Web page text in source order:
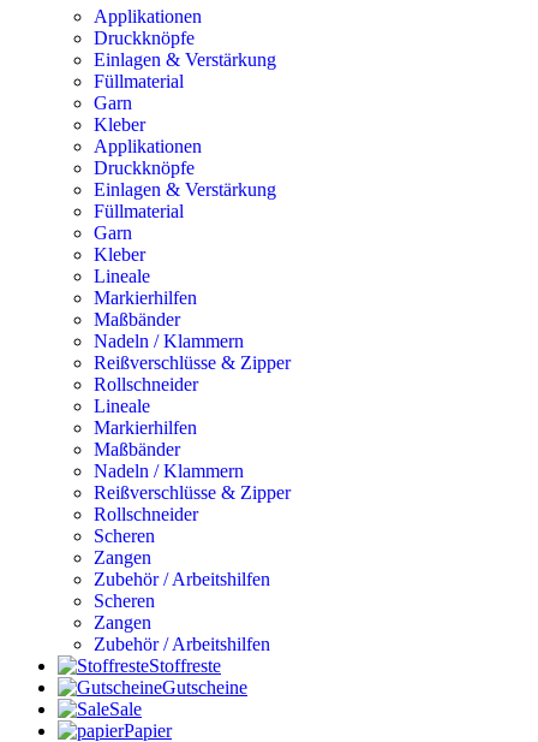
Applikationen
Druckknöpfe
Einlagen & Verstärkung
Füllmaterial
Garn
Kleber
Applikationen
Druckknöpfe
Einlagen & Verstärkung
Füllmaterial
Garn
Kleber
Lineale
Markierhilfen
Maßbänder
Nadeln / Klammern
Reißverschlüsse & Zipper
Rollschneider
Lineale
Markierhilfen
Maßbänder
Nadeln / Klammern
Reißverschlüsse & Zipper
Rollschneider
Scheren
Zangen
Zubehör / Arbeitshilfen
Scheren
Zangen
Zubehör / Arbeitshilfen
Stoffreste
Gutscheine
Sale
Papier